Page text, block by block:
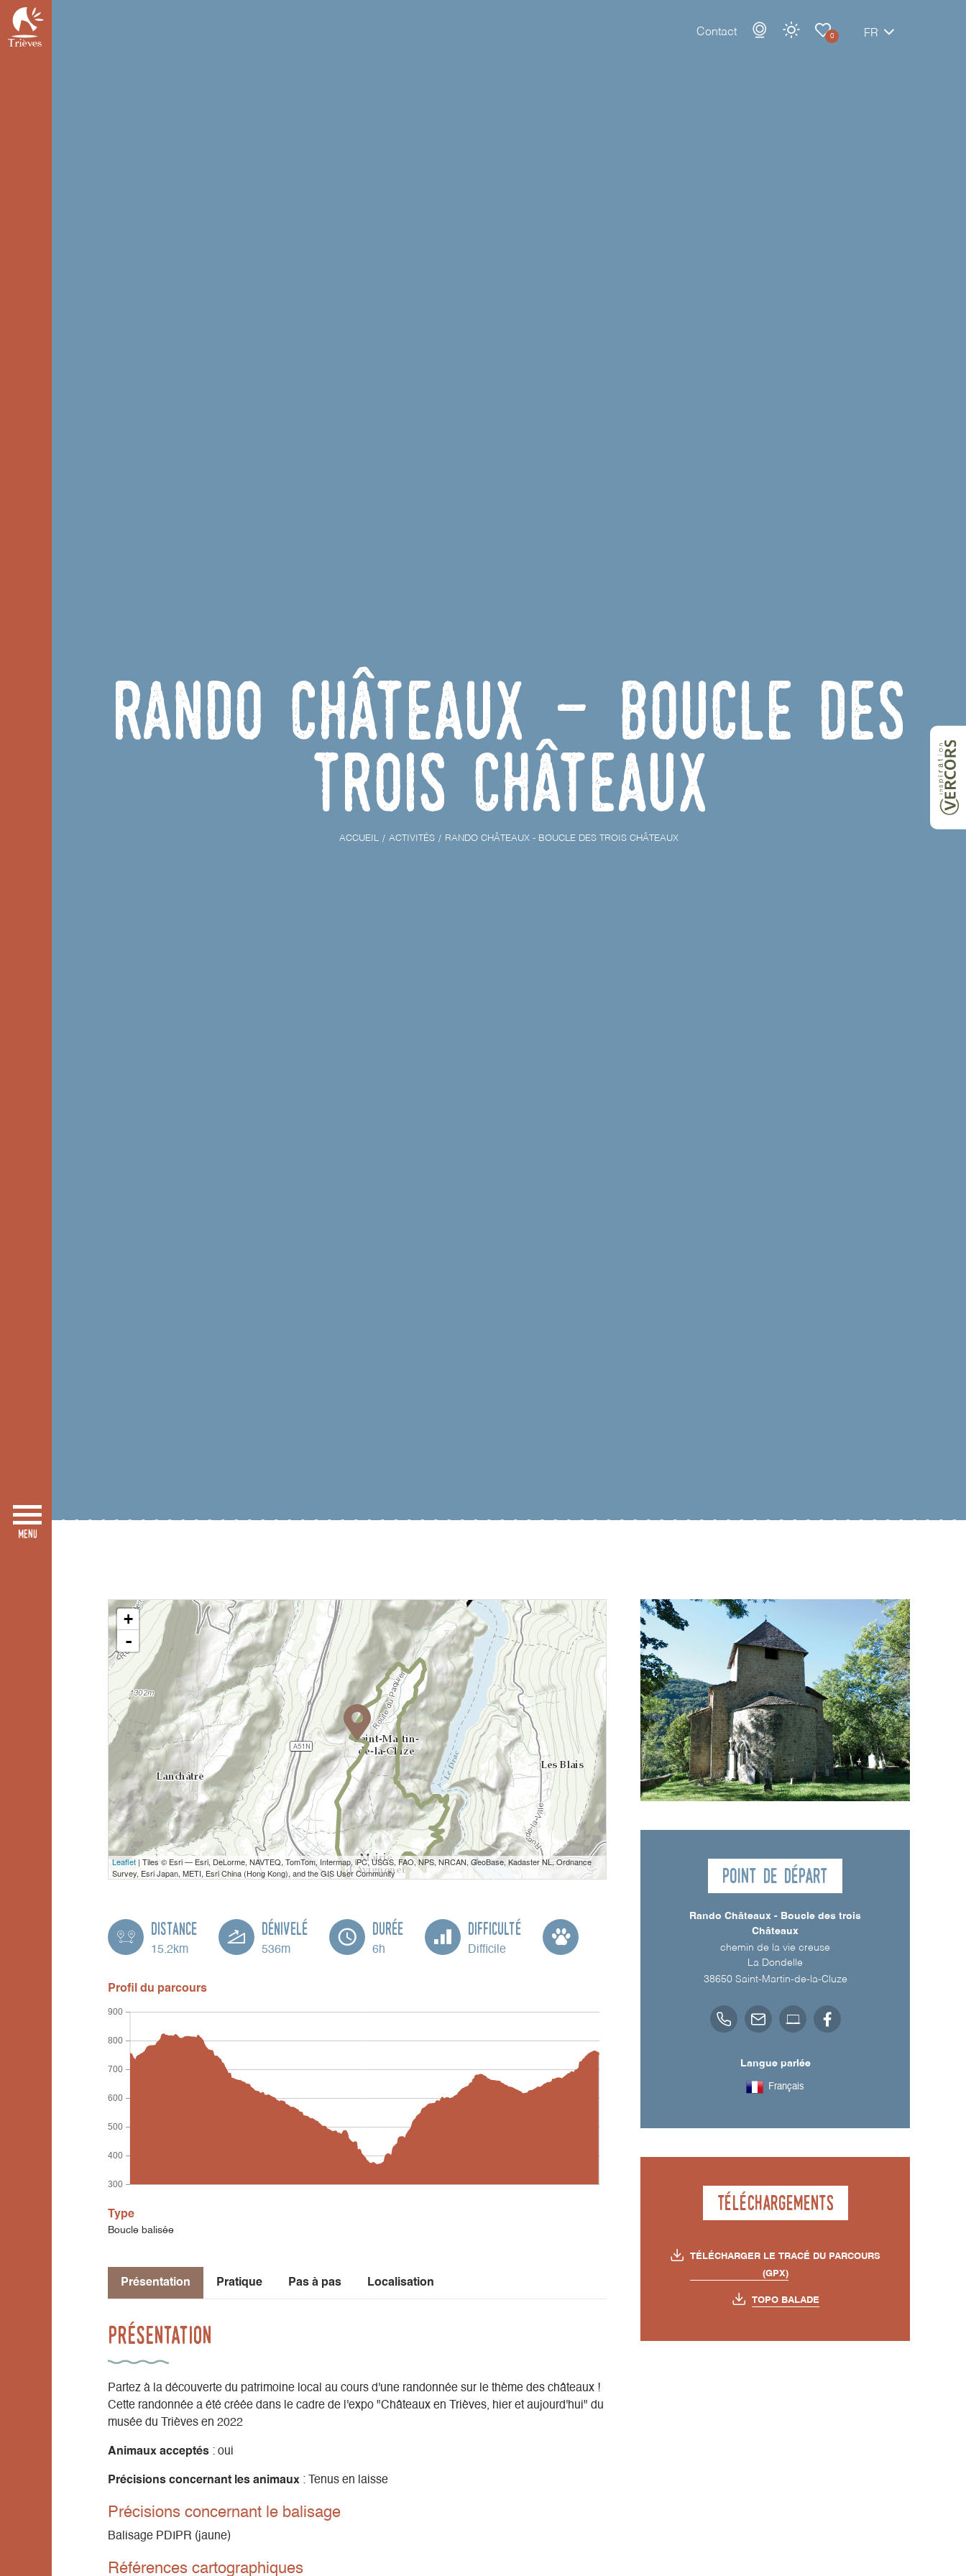
Contact 0 FR
Rando Châteaux - Boucle des
trois Châteaux
ACCUEIL ACTIVITÉS RANDO CHÂTEAUX - BOUCLE DES TROIS CHÂTEAUX
+
-
Leaflet | Tiles © Esri — Esri, DeLorme, NAVTEQ, TomTom, Intermap, iPC, USGS, FAO, NPS, NRCAN, GeoBase, Kadaster NL, Ordnance
Survey, Esri Japan, METI, Esri China (Hong Kong), and the GIS User Community
Distance
15.2km
Dénivelé
536m
Durée
6h
Difficulté
Difficile
Profil du parcours
300
400
500
600
700
800
900
Type
Boucle balisée
Présentation Pratique Pas à pas Localisation
Présentation
Partez à la découverte du patrimoine local au cours d'une randonnée sur le thème des châteaux !
Cette randonnée a été créée dans le cadre de l'expo "Châteaux en Trièves, hier et aujourd'hui" du
musée du Trièves en 2022
Animaux acceptés : oui
Précisions concernant les animaux : Tenus en laisse
Précisions concernant le balisage
Balisage PDIPR (jaune)
Références cartographiques
Point de départ
Rando Châteaux - Boucle des trois
Châteaux
chemin de la vie creuse
La Dondelle
38650 Saint-Martin-de-la-Cluze
Langue parlée
Français
Téléchargements
TÉLÉCHARGER LE TRACÉ DU PARCOURS
(GPX)
TOPO BALADE